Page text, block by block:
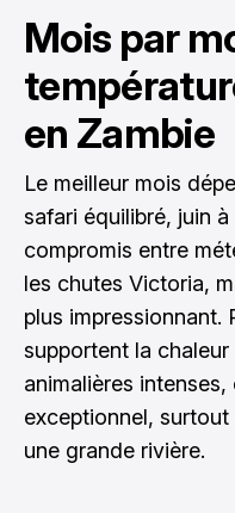
Mois par
en Zambie
Le meilleur mois
safari équilibré, juin
compromis entre
les chutes Victoria,
plus impressionnant.
supportent la
animalières
exceptionnel,
une grande rivière.